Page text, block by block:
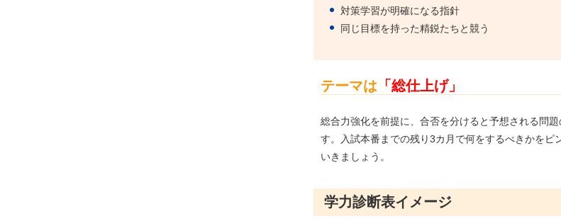
対策学習が明確になる指針
同じ目標を持った精鋭たちと競う
テーマは 「総仕上げ」
総合力強化を前提に、合否を分けると予想される問
す。入試本番までの残り3カ月で何をするべきかを
いきましょう。
学力診断表イメージ